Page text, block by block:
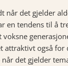
når det gjelder
en tendens til å
voksne
attraktivt også for
det gjelder